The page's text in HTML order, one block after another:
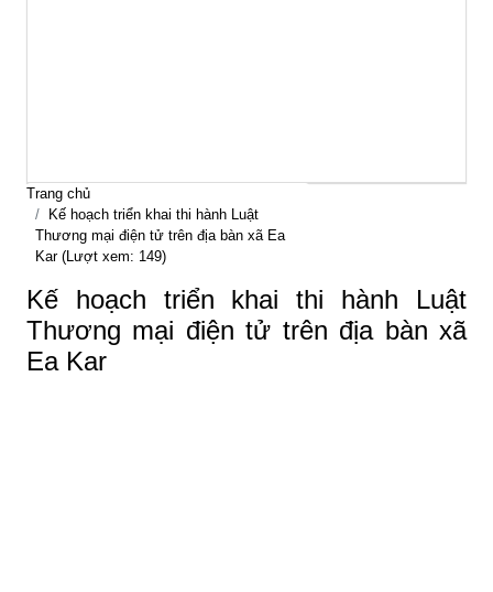
Trang chủ
Kế hoạch triển khai thi hành Luật
Thương mại điện tử trên địa bàn xã Ea
Kar (Lượt xem: 149)
Kế hoạch triển khai thi hành Luật
Thương mại điện tử trên địa bàn xã
Ea Kar